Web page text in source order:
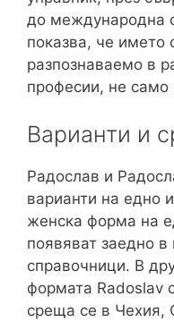
до международна
показва, че името
разпознаваемо в
професии, не само
Варианти и
Радослав и
варианти на едно
женска форма на
появяват заедно
справочници. В
формата Radoslav
среща се в Чехия,